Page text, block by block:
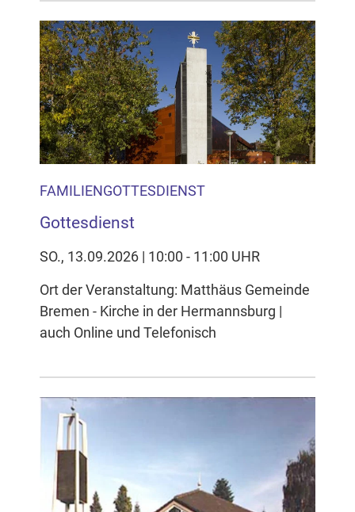
FAMILIENGOTTESDIENST
Gottesdienst
SO., 13.09.2026 | 10:00 - 11:00 UHR
Ort der Veranstaltung: Matthäus Gemeinde
Bremen - Kirche in der Hermannsburg |
auch Online und Telefonisch